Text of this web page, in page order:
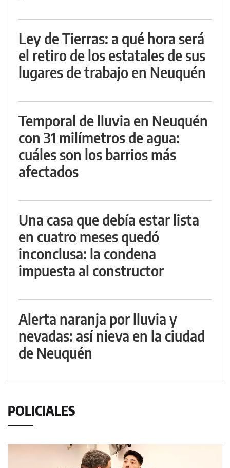
Ley de Tierras: a qué hora será
el retiro de los estatales de sus
lugares de trabajo en Neuquén
Temporal de lluvia en Neuquén
con 31 milímetros de agua:
cuáles son los barrios más
afectados
Una casa que debía estar lista
en cuatro meses quedó
inconclusa: la condena
impuesta al constructor
Alerta naranja por lluvia y
nevadas: así nieva en la ciudad
de Neuquén
POLICIALES